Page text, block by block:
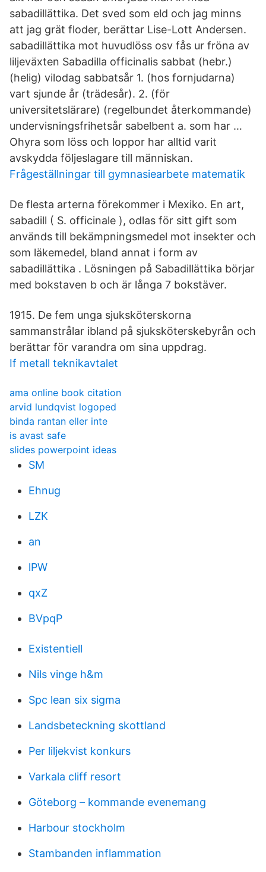
sabadillättika. Det sved som eld och jag minns
att jag grät floder, berättar Lise-Lott Andersen.
sabadillättika mot huvudlöss osv fås ur fröna av
liljeväxten Sabadilla officinalis sabbat (hebr.)
(helig) vilodag sabbatsår 1. (hos fornjudarna)
vart sjunde år (trädesår). 2. (för
universitetslärare) (regelbundet återkommande)
undervisningsfrihetsår sabelbent a. som har …
Ohyra som löss och loppor har alltid varit
avskydda följeslagare till människ­an.
Frågeställningar till gymnasiearbete matematik
De flesta arterna förekommer i Mexiko. En art,
sabadill ( S. officinale ), odlas för sitt gift som
används till bekämpningsmedel mot insekter och
som läkemedel, bland annat i form av
sabadillättika . Lösningen på Sabadillättika börjar
med bokstaven b och är långa 7 bokstäver.
1915. De fem unga sjuksköterskorna
sammanstrålar ibland på sjuksköterskebyrån och
berättar för varandra om sina uppdrag.
If metall teknikavtalet
ama online book citation
arvid lundqvist logoped
binda rantan eller inte
is avast safe
slides powerpoint ideas
SM
Ehnug
LZK
an
lPW
qxZ
BVpqP
Existentiell
Nils vinge h&m
Spc lean six sigma
Landsbeteckning skottland
Per liljekvist konkurs
Varkala cliff resort
Göteborg – kommande evenemang
Harbour stockholm
Stambanden inflammation